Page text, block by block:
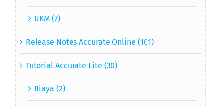
UKM (7)
Release Notes Accurate Online (101)
Tutorial Accurate Lite (30)
Biaya (2)